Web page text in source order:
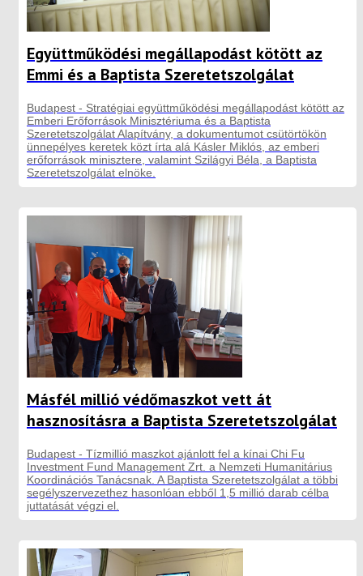
Együttműködési megállapodást kötött az
Emmi és a Baptista Szeretetszolgálat
Budapest - Stratégiai együttműködési megállapodást kötött az
Emberi Erőforrások Minisztériuma és a Baptista
Szeretetszolgálat Alapítvány, a dokumentumot csütörtökön
ünnepélyes keretek közt írta alá Kásler Miklós, az emberi
erőforrások minisztere, valamint Szilágyi Béla, a Baptista
Szeretetszolgálat elnöke.
Másfél millió védőmaszkot vett át
hasznosításra a Baptista Szeretetszolgálat
Budapest - Tízmillió maszkot ajánlott fel a kínai Chi Fu
Investment Fund Management Zrt. a Nemzeti Humanitárius
Koordinációs Tanácsnak. A Baptista Szeretetszolgálat a többi
segélyszervezethez hasonlóan ebből 1,5 millió darab célba
juttatását végzi el.